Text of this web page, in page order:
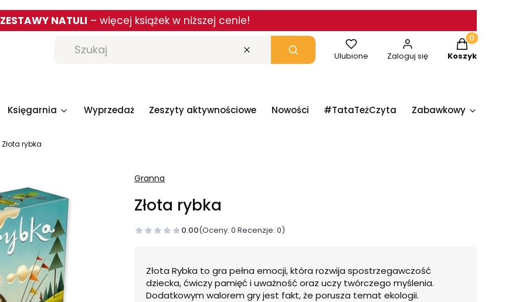
ZESTAWY NATULI – więcej książek w niższej cenie!
Wyczyść Szukaj Ulubione Zaloguj się
Produkty w
Koszyk
Księgarnia Wyprzedaż Zeszyty aktywnościowe Nowości #TataTeżCzyta Zabawkowy
Złota rybka
Granna
Złota rybka
0.00(Oceny: 0 Recenzje: 0)
Złota Rybka to gra pełna emocji, która rozwija spostrzegawczość
dziecka, ćwiczy pamięć i uważność oraz uczy twórczego myślenia.
Dodatkowym walorem gry jest fakt, że porusza temat ekologii.